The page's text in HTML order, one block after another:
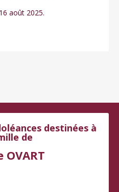
août 2025.
destinées à
de
OVART